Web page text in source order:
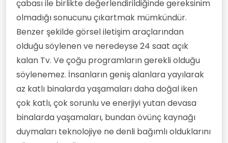
başlamıştır. Dayanıklı ve dayanıksız
tüketim maddelerinin alım-satımı da
sanal aleme taşınmış ve insan kitleleri
oturdukları yere adeta pasif bir şekilde
hapsedilmiştir. Bu edimsizlik insan
kitlelerini rahatsız etmemektedir; -çünkü
teknolojinin ön-yüzü parlaktır,- tam
tersine oturduğu yerden her şeye
ulaşabilmenin keyfi insana cazip ve
eğlenceli gelmektedir. Bir yandan işsizler
ordusu yaratılırken öbür yandan klavye
başında evde-iş-yönetimi cazibesi ile
insanların tüm zamanları ellerinden
alınmış ve yeni tür emek-sömürüsü
yöntemleri geliştirilmiştir.
çabası ile birlikte değerlendirildiğinde gereksinim
olmadığı sonucunu çıkartmak mümkündür.
Benzer şekilde görsel iletişim araçlarından
olduğu söylenen ve neredeyse 24 saat açık
kalan Tv. Ve çoğu programların gerekli olduğu
söylenemez. İnsanların geniş alanlara yayılarak
az katlı binalarda yaşamaları daha doğal iken
çok katlı, çok sorunlu ve enerjiyi yutan devasa
binalarda yaşamaları, bundan övünç kaynağı
duymaları teknolojiye ne denli bağımlı olduklarını